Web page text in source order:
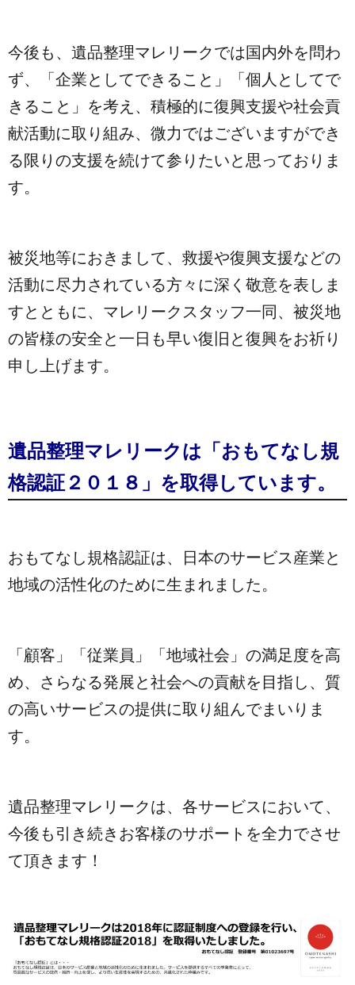
今後も、遺品整理マレリークでは国内外を問わ
ず、「企業としてできること」「個人としてで
きること」を考え、積極的に復興支援や社会貢
献活動に取り組み、微力ではございますができ
る限りの支援を続けて参りたいと思っておりま
す。
被災地等におきまして、救援や復興支援などの
活動に尽力されている方々に深く敬意を表しま
すとともに、マレリークスタッフ一同、被災地
の皆様の安全と一日も早い復旧と復興をお祈り
申し上げます。
遺品整理マレリークは「おもてなし規
格認証２０１８」を取得しています。
おもてなし規格認証は、日本のサービス産業と
地域の活性化のために生まれました。
「顧客」「従業員」「地域社会」の満足度を高
め、さらなる発展と社会への貢献を目指し、質
の高いサービスの提供に取り組んでまいりま
す。
遺品整理マレリークは、各サービスにおいて、
今後も引き続きお客様のサポートを全力でさせ
て頂きます！